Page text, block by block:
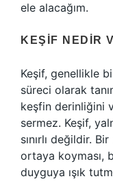
ele alacağım.
KEŞIF NEDIR
Keşif, genellikle
süreci olarak
keşfin derinliğini
sermez. Keşif,
sınırlı değildir.
ortaya koyması,
duyguya ışık